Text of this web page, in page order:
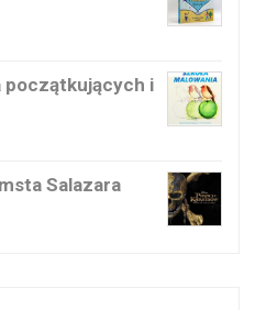
początkujących i
Salazara